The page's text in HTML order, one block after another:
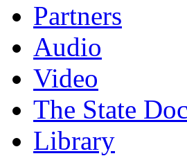
Partners
Audio
Video
The State
Library